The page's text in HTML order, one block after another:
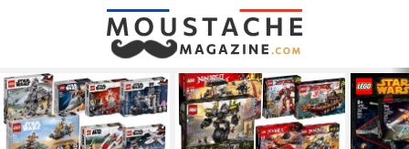
LATEST
STORIES